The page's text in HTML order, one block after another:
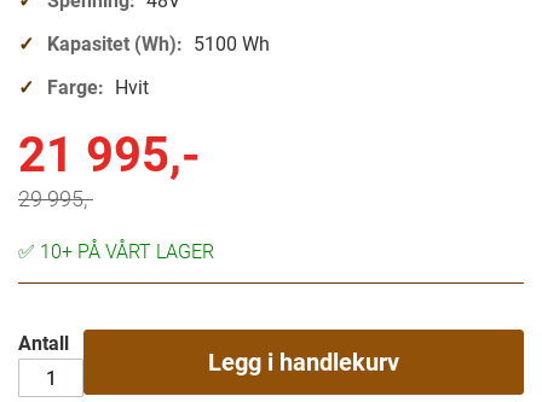
Kapasitet (Wh): 5100 Wh
Farge: Hvit
Spesialpris
21 995,-
29 995,-
✅ 10+ PÅ VÅRT LAGER
Antall
Legg i handlekurv